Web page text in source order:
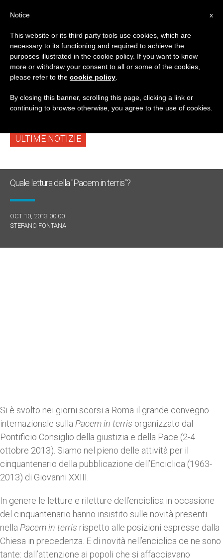
TAG
Posts Tagged ‘ordine
Mondiale’
ULTIME NOTIZIE
Quale lettura della "Pacem in terris"?
OCT 10, 2013 00:00
STEFANO FONTANA
Si è svolto nei giorni scorsi a Roma il grande convegno
internazionale sulla Pacem in terris organizzato dal
Pontificio Consiglio della giustizia e della Pace (2-4
ottobre 2013). Siamo nel pieno delle attività per il
cinquantenario della pubblicazione dell’Enciclica (1963-
2013) di Giovanni XXIII.
In genere le letture e riletture dell’enciclica in occasione
del cinquantenario hanno insistito sulle novità presenti
nella Pacem in terris rispetto alle posizioni espresse dalla
Chiesa in precedenza. E di novità nell’enciclica ce ne sono
tante: dall’attenzione ai popoli che si affacciavano
x
Notice
This website or its third party tools use cookies, which are
necessary to its functioning and required to achieve the
purposes illustrated in the cookie policy. If you want to know
more or withdraw your consent to all or some of the cookies,
please refer to the cookie policy
By closing this banner, scrolling this page, clicking a link or
continuing to browse otherwise, you agree to the use of cookies.